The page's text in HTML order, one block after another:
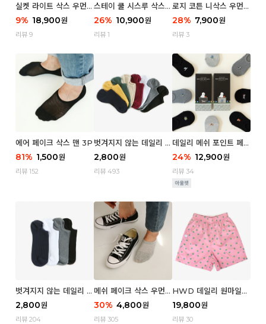
실켓 라이트 삭스 우먼 3
P
9% 18,900원
리뷰 9
스테이 쿨 시스루 삭스
우먼 2P
26% 10,900원
리뷰 1
로지 코튼 니삭스 우먼 1
P
28% 7,900원
리뷰 3
에어 페이크 삭스 맨 3P
81% 1,500원
리뷰 152
벗겨지지 않는 데일리 페
이크 삭스 (우먼)
2,800원
리뷰 493
데일리 메쉬 포인트 페이
크 삭스 우먼 4P
24% 12,900원
리뷰 34
벗겨지지 않는 데일리 페
이크 삭스 (맨)
2,800원
리뷰 204
메쉬 페이크 삭스 우먼 3
P
30% 4,800원
리뷰 305
HWD 데일리 원마일
쇼츠 - 04 Aroma (우
먼)
19,800원
리뷰 30